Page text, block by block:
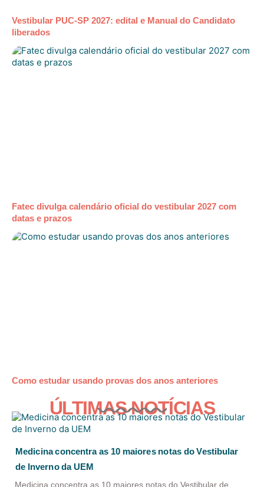
Vestibular PUC-SP 2027: edital e Manual do Candidato
liberados
Fatec divulga calendário oficial do vestibular 2027 com
datas e prazos
Como estudar usando provas dos anos anteriores
ÚLTIMAS NOTÍCIAS
Medicina concentra as 10 maiores notas do Vestibular
de Inverno da UEM
Medicina concentra as 10 maiores notas do Vestibular de